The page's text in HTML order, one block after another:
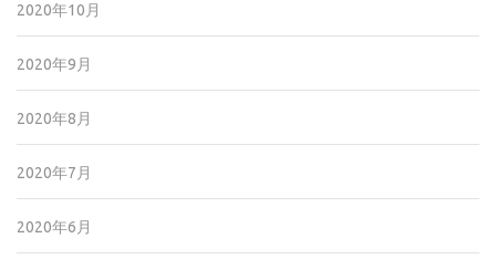
2020年10月
2020年9月
2020年8月
2020年7月
2020年6月